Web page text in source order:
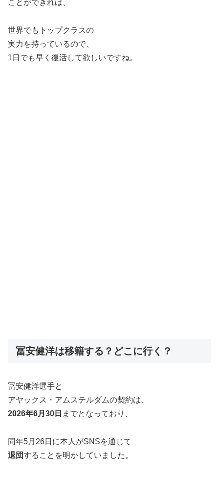
ことができれば、
世界でもトップクラスの
実力を持っているので、
1日でも早く復活して欲しいですね。
冨安健洋は移籍する？どこに行く？
冨安健洋選手と
アヤックス・アムステルダムの契約は、
2026年6月30日 までとなっており、
同年5月26日に本人がSNSを通じて
退団することを明かしていました。